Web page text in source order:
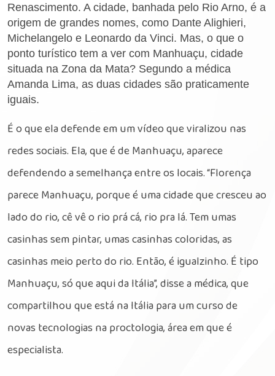
Renascimento. A cidade, banhada pelo Rio Arno, é a
origem de grandes nomes, como Dante Alighieri,
Michelangelo e Leonardo da Vinci. Mas, o que o
ponto turístico tem a ver com Manhuaçu, cidade
situada na Zona da Mata? Segundo a médica
Amanda Lima, as duas cidades são praticamente
iguais.
É o que ela defende em um vídeo que viralizou nas
redes sociais. Ela, que é de Manhuaçu, aparece
defendendo a semelhança entre os locais. “Florença
parece Manhuaçu, porque é uma cidade que cresceu ao
lado do rio, cê vê o rio prá cá, rio pra lá. Tem umas
casinhas sem pintar, umas casinhas coloridas, as
casinhas meio perto do rio. Então, é igualzinho. É tipo
Manhuaçu, só que aqui da Itália”, disse a médica, que
compartilhou que está na Itália para um curso de
novas tecnologias na proctologia, área em que é
especialista.